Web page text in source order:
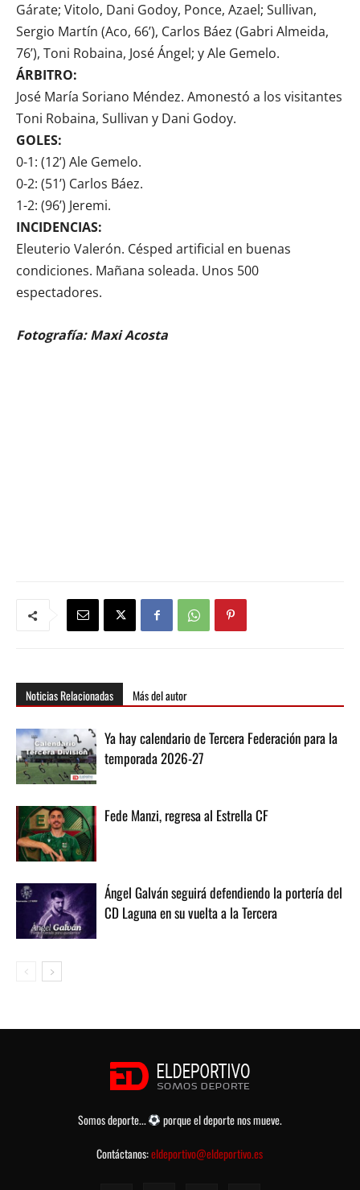
Gárate; Vitolo, Dani Godoy, Ponce, Azael; Sullivan,
Sergio Martín (Aco, 66’), Carlos Báez (Gabri Almeida,
76’), Toni Robaina, José Ángel; y Ale Gemelo.
ÁRBITRO:
José María Soriano Méndez. Amonestó a los visitantes
Toni Robaina, Sullivan y Dani Godoy.
GOLES:
0-1: (12’) Ale Gemelo.
0-2: (51’) Carlos Báez.
1-2: (96’) Jeremi.
INCIDENCIAS:
Eleuterio Valerón. Césped artificial en buenas
condiciones. Mañana soleada. Unos 500
espectadores.
Fotografía: Maxi Acosta
Noticias Relacionadas Más del autor
Ya hay calendario de Tercera Federación para la
temporada 2026-27
Fede Manzi, regresa al Estrella CF
Ángel Galván seguirá defendiendo la portería del
CD Laguna en su vuelta a la Tercera
Somos deporte...
porque el deporte nos mueve.
Contáctanos:eldeportivo@eldeportivo.es